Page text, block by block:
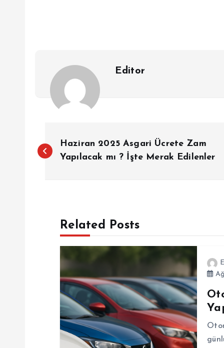
Editor
a
Haziran 2025 Asgari Ücrete Zam
Yapılacak mı ? İşte Merak Edilenler
Related Posts